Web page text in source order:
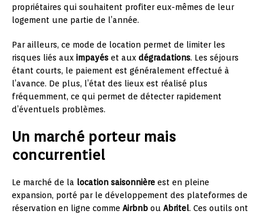
propriétaires qui souhaitent profiter eux-mêmes de leur
logement une partie de l’année.
Par ailleurs, ce mode de location permet de limiter les
risques liés aux impayés et aux dégradations. Les séjours
étant courts, le paiement est généralement effectué à
l’avance. De plus, l’état des lieux est réalisé plus
fréquemment, ce qui permet de détecter rapidement
d’éventuels problèmes.
Un marché porteur mais
concurrentiel
Le marché de la location saisonnière est en pleine
expansion, porté par le développement des plateformes de
réservation en ligne comme Airbnb ou Abritel. Ces outils ont